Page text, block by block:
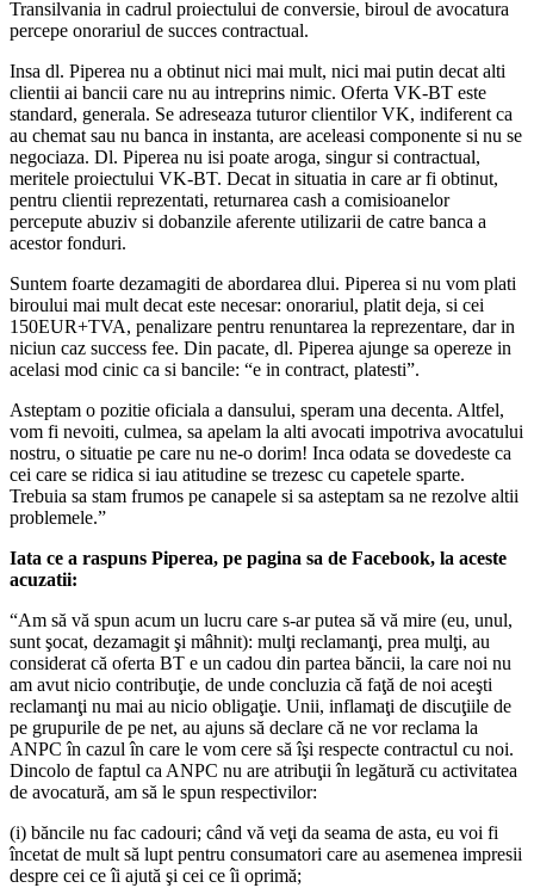
Transilvania in cadrul proiectului de conversie, biroul de avocatura
percepe onorariul de succes contractual.
Insa dl. Piperea nu a obtinut nici mai mult, nici mai putin decat alti
clientii ai bancii care nu au intreprins nimic. Oferta VK-BT este
standard, generala. Se adreseaza tuturor clientilor VK, indiferent ca
au chemat sau nu banca in instanta, are aceleasi componente si nu se
negociaza. Dl. Piperea nu isi poate aroga, singur si contractual,
meritele proiectului VK-BT. Decat in situatia in care ar fi obtinut,
pentru clientii reprezentati, returnarea cash a comisioanelor
percepute abuziv si dobanzile aferente utilizarii de catre banca a
acestor fonduri.
Suntem foarte dezamagiti de abordarea dlui. Piperea si nu vom plati
biroului mai mult decat este necesar: onorariul, platit deja, si cei
150EUR+TVA, penalizare pentru renuntarea la reprezentare, dar in
niciun caz success fee. Din pacate, dl. Piperea ajunge sa opereze in
acelasi mod cinic ca si bancile: “e in contract, platesti”.
Asteptam o pozitie oficiala a dansului, speram una decenta. Altfel,
vom fi nevoiti, culmea, sa apelam la alti avocati impotriva avocatului
nostru, o situatie pe care nu ne-o dorim! Inca odata se dovedeste ca
cei care se ridica si iau atitudine se trezesc cu capetele sparte.
Trebuia sa stam frumos pe canapele si sa asteptam sa ne rezolve altii
problemele.”
Iata ce a raspuns Piperea, pe pagina sa de Facebook, la aceste
acuzatii:
“Am să vă spun acum un lucru care s-ar putea să vă mire (eu, unul,
sunt şocat, dezamagit şi mâhnit): mulţi reclamanţi, prea mulţi, au
considerat că oferta BT e un cadou din partea băncii, la care noi nu
am avut nicio contribuţie, de unde concluzia că faţă de noi aceşti
reclamanţi nu mai au nicio obligaţie. Unii, inflamaţi de discuţiile de
pe grupurile de pe net, au ajuns să declare că ne vor reclama la
ANPC în cazul în care le vom cere să îşi respecte contractul cu noi.
Dincolo de faptul ca ANPC nu are atribuţii în legătură cu activitatea
de avocatură, am să le spun respectivilor:
(i) băncile nu fac cadouri; când vă veţi da seama de asta, eu voi fi
încetat de mult să lupt pentru consumatori care au asemenea impresii
despre cei ce îi ajută şi cei ce îi oprimă;